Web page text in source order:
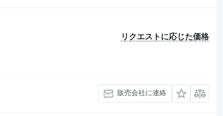
リクエストに応じた価格
販売会社に連絡